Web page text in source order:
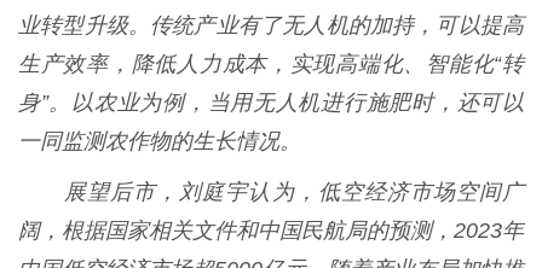
业转型升级。传统产业有了无人机的加持，可以提高
生产效率，降低人力成本，实现高端化、智能化“转
身”。以农业为例，当用无人机进行施肥时，还可以
一同监测农作物的生长情况。
展望后市，刘庭宇认为，低空经济市场空间广
阔，根据国家相关文件和中国民航局的预测，2023年